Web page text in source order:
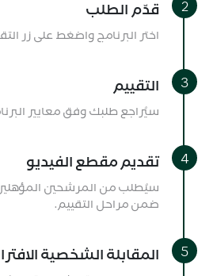
قدّم الطلب
اختر البرنامج واضغط على زر
التقييم
سيُراجع طلبك وفق معايير
تقديم مقطع الفيديو
سيُطلب من المرشحين
ضمن مراحل التقييم.
المقابلة الشخصية